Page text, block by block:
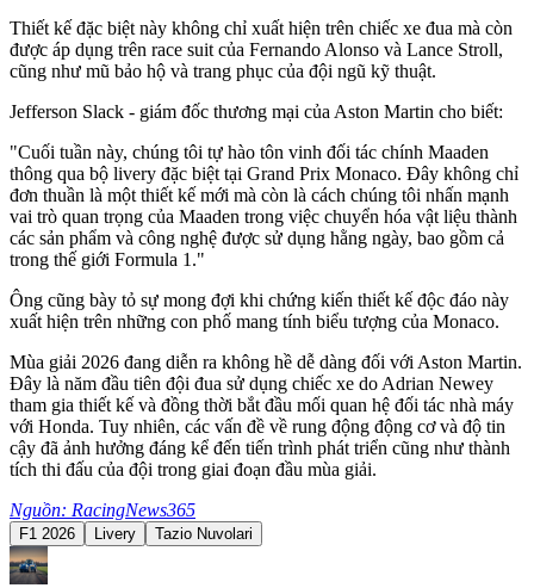
Thiết kế đặc biệt này không chỉ xuất hiện trên chiếc xe đua mà còn
được áp dụng trên race suit của Fernando Alonso và Lance Stroll,
cũng như mũ bảo hộ và trang phục của đội ngũ kỹ thuật.
Jefferson Slack - giám đốc thương mại của Aston Martin cho biết:
"Cuối tuần này, chúng tôi tự hào tôn vinh đối tác chính Maaden
thông qua bộ livery đặc biệt tại Grand Prix Monaco. Đây không chỉ
đơn thuần là một thiết kế mới mà còn là cách chúng tôi nhấn mạnh
vai trò quan trọng của Maaden trong việc chuyển hóa vật liệu thành
các sản phẩm và công nghệ được sử dụng hằng ngày, bao gồm cả
trong thế giới Formula 1."
Ông cũng bày tỏ sự mong đợi khi chứng kiến thiết kế độc đáo này
xuất hiện trên những con phố mang tính biểu tượng của Monaco.
Mùa giải 2026 đang diễn ra không hề dễ dàng đối với Aston Martin.
Đây là năm đầu tiên đội đua sử dụng chiếc xe do Adrian Newey
tham gia thiết kế và đồng thời bắt đầu mối quan hệ đối tác nhà máy
với Honda. Tuy nhiên, các vấn đề về rung động động cơ và độ tin
cậy đã ảnh hưởng đáng kể đến tiến trình phát triển cũng như thành
tích thi đấu của đội trong giai đoạn đầu mùa giải.
Nguồn: RacingNews365
F1 2026 Livery Tazio Nuvolari